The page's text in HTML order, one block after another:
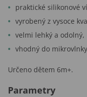
praktické silikonové
vyrobený z vysoce
velmi lehký a odolný,
vhodný do
Určeno dětem 6m+.
Parametry